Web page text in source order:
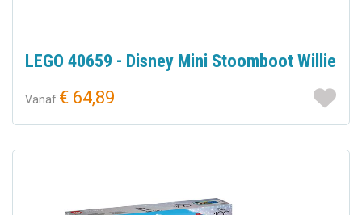
LEGO 40659 - Disney Mini Stoomboot Willie
Vanaf € 64,89